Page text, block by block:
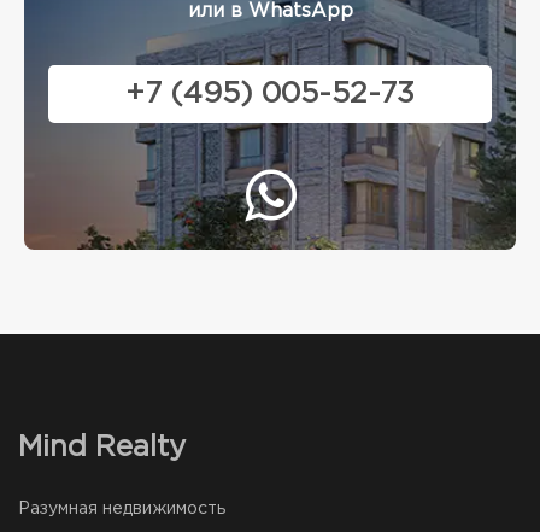
или в WhatsApp
+7 (495) 005-52-73
Mind Realty
Разумная недвижимость